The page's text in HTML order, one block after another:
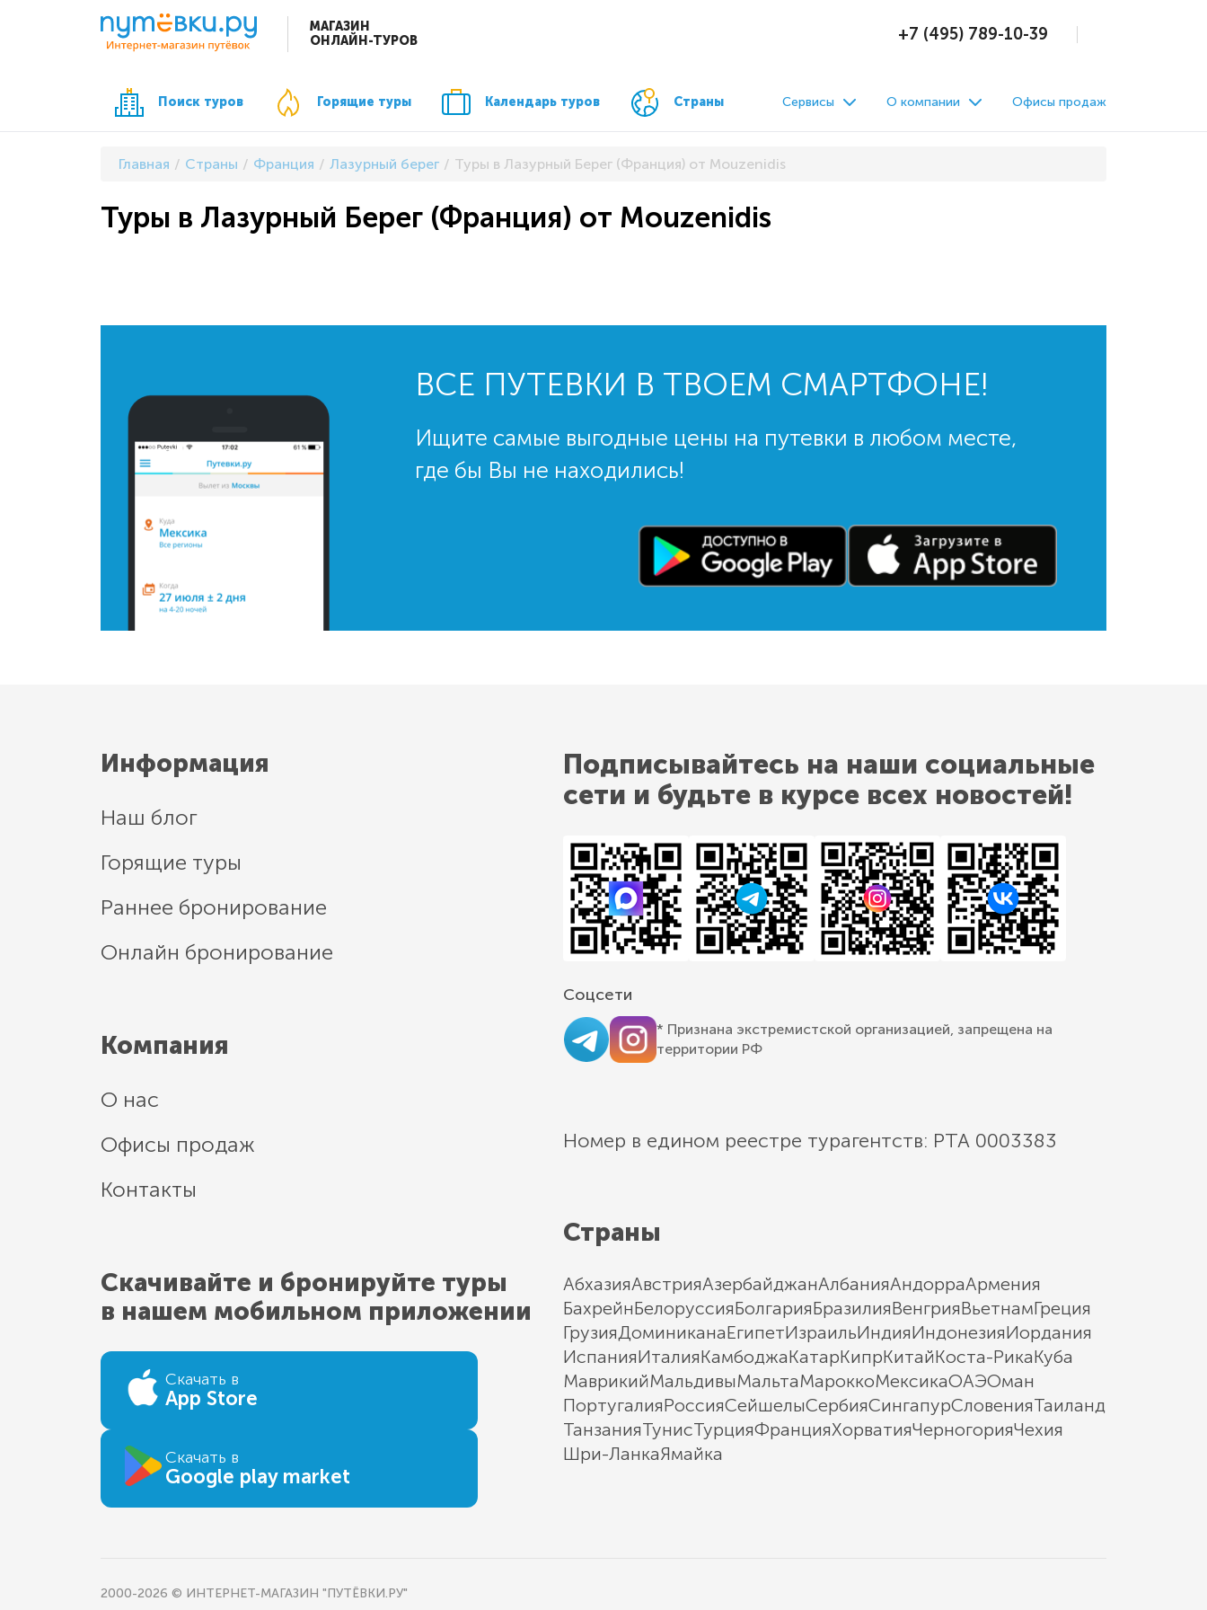
МАГАЗИН
ОНЛАЙН-ТУРОВ
+7 (495) 789-10-39
Поиск туров Горящие туры Календарь туров Страны Сервисы О компании Офисы продаж
Главная Страны Франция Лазурный берег Туры в Лазурный Берег (Франция) от Mouzenidis
Туры в Лазурный Берег (Франция) от Mouzenidis
ВСЕ ПУТЕВКИ В ТВОЕМ СМАРТФОНЕ!
Ищите самые выгодные цены на путевки в любом месте,
где бы Вы не находились!
Информация
Наш блог
Горящие туры
Раннее бронирование
Онлайн бронирование
Компания
О нас
Офисы продаж
Контакты
Скачивайте и бронируйте туры
в нашем мобильном приложении
Скачать в
App Store
Скачать в
Google play market
Подписывайтесь на наши социальные
сети и будьте в курсе всех новостей!
Соцсети
* Признана экстремистской организацией, запрещена на
территории РФ
Номер в едином реестре турагентств: РТА 0003383
Страны
АбхазияАвстрияАзербайджанАлбанияАндорраАрмения
БахрейнБелоруссияБолгарияБразилияВенгрияВьетнамГреция
ГрузияДоминиканаЕгипетИзраильИндияИндонезияИордания
ИспанияИталияКамбоджаКатарКипрКитайКоста-РикаКуба
МаврикийМальдивыМальтаМароккоМексикаОАЭОман
ПортугалияРоссияСейшелыСербияСингапурСловенияТаиланд
ТанзанияТунисТурцияФранцияХорватияЧерногорияЧехия
Шри-ЛанкаЯмайка
2000-2026 © ИНТЕРНЕТ-МАГАЗИН "ПУТЁВКИ.РУ"